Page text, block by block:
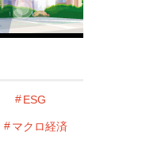
ESG
マクロ経済